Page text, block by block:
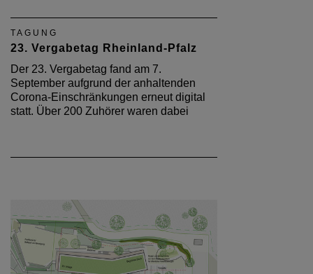
TAGUNG
23. Vergabetag Rheinland-Pfalz
Der 23. Vergabetag fand am 7.
September aufgrund der anhaltenden
Corona-Einschränkungen erneut digital
statt. Über 200 Zuhörer waren dabei